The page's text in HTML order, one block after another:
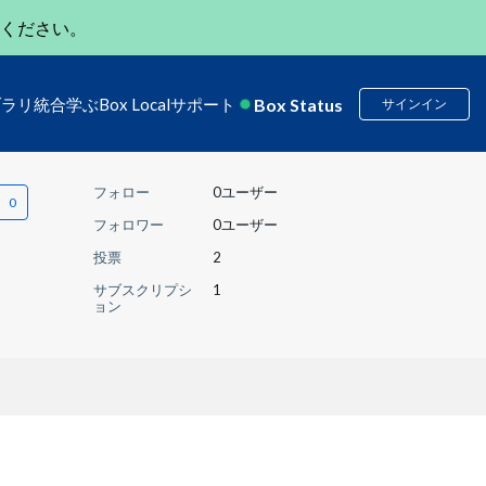
ださい。
リ 統合学ぶBox Localサポート Box Status サインイン
フォロー
0ユーザー
フォロワー
0ユーザー
投票
2
サブスクリプシ
ョン
1